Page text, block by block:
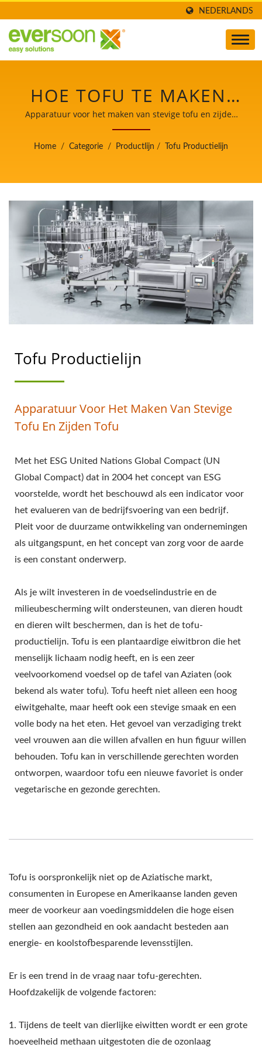
NEDERLANDS
HOE TOFU TE MAKEN,
PRODUCTIE VAN TOFU,
TOFU MAKEN, TOFU
FABRICAGE, TOFU
FABRICAGEPROCES,
TOFU PROCES, TOFU
VERWERKINGSMETHODE,
TOFU
VERWERKINGSPROCES,
TOFU PRODUCTIE,
TOFU PRODUCTIE
STROOMDIAGRAM,
TOFU
PRODUCTIEPROCES,
PRODUCTIEPROCES,
AUTOMATISCHE TOFU
MACHINE,
AUTOMATISCHE TOFU
MAAKMACHINE,
COMMERCIËLE TOFU
MACHINE, EENVOUDIGE
TOFU MAKER,
GEBAKKEN TOFU
MACHINE, INDUSTRIËLE
TOFU PRODUCTIE, SOJA
VOEDSEL APPARATUUR,
SOJA VLEES MACHINE,
SOJAMELK EN TOFU
MAAKMACHINE, TOFU
FABRIEK, TOFU
MACHINE, TOFU
MACHINE TE KOOP,
TOFU MACHINE MAKER,
TOFU MACHINE
MACHINE PRIJS, TOFU
MACHINES EN -
Apparatuur voor het maken van stevige tofu en zijden
tofu / Leider van de Automatische Tofu- en
Sojamelkmachines met de hoogste prioriteit voor
Home / Categorie / Productlijn / Tofu Productielijn
Tofu Productielijn
Apparatuur Voor Het Maken Van Stevige
Tofu En Zijden Tofu
Met het ESG United Nations Global Compact (UN
Global Compact) dat in 2004 het concept van ESG
voorstelde, wordt het beschouwd als een indicator voor
het evalueren van de bedrijfsvoering van een bedrijf.
Pleit voor de duurzame ontwikkeling van ondernemingen
als uitgangspunt, en het concept van zorg voor de aarde
is een constant onderwerp.
Als je wilt investeren in de voedselindustrie en de
milieubescherming wilt ondersteunen, van dieren houdt
en dieren wilt beschermen, dan is het de tofu-
productielijn. Tofu is een plantaardige eiwitbron die het
menselijk lichaam nodig heeft, en is een zeer
veelvoorkomend voedsel op de tafel van Aziaten (ook
bekend als water tofu). Tofu heeft niet alleen een hoog
eiwitgehalte, maar heeft ook een stevige smaak en een
volle body na het eten. Het gevoel van verzadiging trekt
veel vrouwen aan die willen afvallen en hun figuur willen
behouden. Tofu kan in verschillende gerechten worden
ontworpen, waardoor tofu een nieuwe favoriet is onder
vegetarische en gezonde gerechten.
Tofu is oorspronkelijk niet op de Aziatische markt,
consumenten in Europese en Amerikaanse landen geven
meer de voorkeur aan voedingsmiddelen die hoge eisen
stellen aan gezondheid en ook aandacht besteden aan
energie- en koolstofbesparende levensstijlen.
Er is een trend in de vraag naar tofu-gerechten.
Hoofdzakelijk de volgende factoren:
1. Tijdens de teelt van dierlijke eiwitten wordt er een grote
hoeveelheid methaan uitgestoten die de ozonlaag